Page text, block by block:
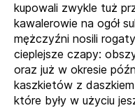
kupowali zwykle tuż
kawalerowie na ogół
mężczyźni nosili
cieplejsze czapy:
oraz już w okresie
kaszkietów z
które były w użyciu